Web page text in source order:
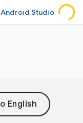
Android Studio